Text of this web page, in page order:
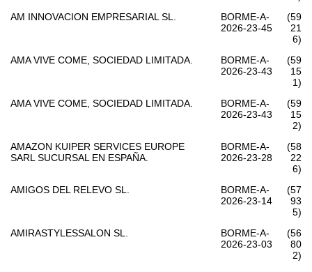
AM INNOVACION EMPRESARIAL SL.
BORME-A-
2026-23-45
(59
21
6)
AMA VIVE COME, SOCIEDAD LIMITADA.
BORME-A-
2026-23-43
(59
15
1)
AMA VIVE COME, SOCIEDAD LIMITADA.
BORME-A-
2026-23-43
(59
15
2)
AMAZON KUIPER SERVICES EUROPE
SARL SUCURSAL EN ESPAÑA.
BORME-A-
2026-23-28
(58
22
6)
AMIGOS DEL RELEVO SL.
BORME-A-
2026-23-14
(57
93
5)
AMIRASTYLESSALON SL.
BORME-A-
2026-23-03
(56
80
2)